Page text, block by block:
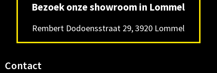
Bezoek onze showroom in Lommel
Rembert Dodoensstraat 29, 3920 Lommel
Contact